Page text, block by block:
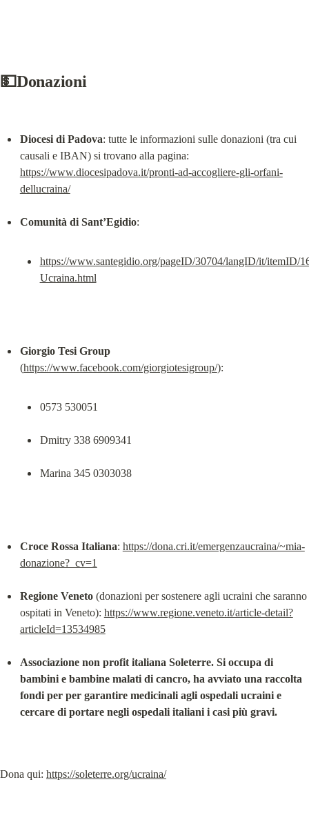
💵Donazioni
Diocesi di Padova: tutte le informazioni sulle donazioni (tra cui
https://www.diocesipadova.it/pronti-ad-accogliere-gli-orfani-
dellucraina/
Comunità di Sant’Egidio
https://www.santegidio.org/pageID/30704/langID/it/itemID/
Ucraina.html
Giorgio Tesi Group
(https://www.facebook.com/giorgiotesigroup/
0573 530051
Dmitry 338 6909341
Marina 345 0303038
Croce Rossa Italiana: https://dona.cri.it/emergenzaucraina/~mia-
donazione?_cv=1
Regione Veneto (donazioni per sostenere agli ucraini che saranno
ospitati in Veneto): https://www.regione.veneto.it/article-detail?
articleId=13534985
Associazione non profit italiana Soleterre. Si occupa di
bambini e bambine malati di cancro, ha avviato una raccolta
fondi per per garantire medicinali agli ospedali ucraini e
cercare di portare negli ospedali italiani i casi più gravi.
Dona qui: https://soleterre.org/ucraina/